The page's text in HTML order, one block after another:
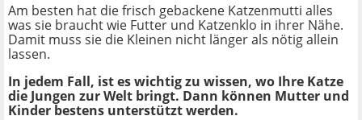
Am besten hat die frisch gebackene Katzenmutti alles
was sie braucht wie Futter und Katzenklo in ihrer Nähe.
Damit muss sie die Kleinen nicht länger als nötig allein
lassen.
In jedem Fall, ist es wichtig zu wissen, wo Ihre Katze
die Jungen zur Welt bringt. Dann können Mutter und
Kinder bestens unterstützt werden.